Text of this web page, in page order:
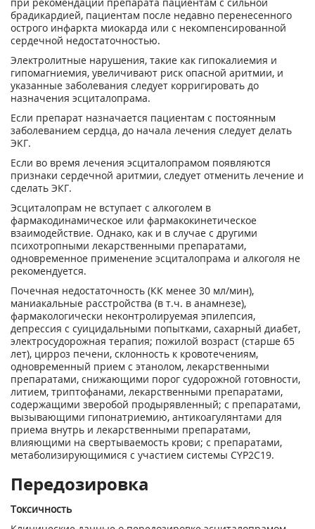
брадикардией, пациентам после недавно перенесенного
острого инфаркта миокарда или с некомпенсированной
сердечной недостаточностью.
Электролитные нарушения, такие как гипокалиемия и
гипомагниемия, увеличивают риск опасной аритмии, и
указанные заболевания следует корригировать до
назначения эсциталопрама.
Если препарат назначается пациентам с постоянным
заболеванием сердца, до начала лечения следует делать
ЭКГ.
Если во время лечения эсциталопрамом появляются
признаки сердечной аритмии, следует отменить лечение и
сделать ЭКГ.
Эсциталопрам не вступает с алкоголем в
фармакодинамическое или фармакокинетическое
взаимодействие. Однако, как и в случае с другими
психотропными лекарственными препаратами,
одновременное применение эсциталопрама и алкоголя не
рекомендуется.
Почечная недостаточность (КК менее 30 мл/мин),
маниакальные расстройства (в т.ч. в анамнезе),
фармакологически неконтролируемая эпилепсия,
депрессия с суицидальными попытками, сахарный диабет,
электросудорожная терапия; пожилой возраст (старше 65
лет), цирроз печени, склонность к кровотечениям,
одновременный прием с этанолом, лекарственными
препаратами, снижающими порог судорожной готовности,
литием, триптофанами, лекарственными препаратами,
содержащими зверобой продырявленный; с препаратами,
вызывающими гипонатриемию, антикоагулянтами для
приема внутрь и лекарственными препаратами,
влияющими на свертываемость крови; с препаратами,
метаболизирующимися с участием системы CYP2C19.
Передозировка
Токсичность